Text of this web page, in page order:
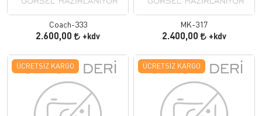
Coach-333
2.600,00 +kdv
MK-317
2.400,00 +kdv
ÜCRETSIZ KARGO ÜCRETSIZ KARGO